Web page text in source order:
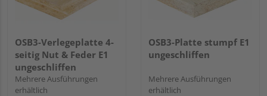
OSB3-Verlegeplatte 4-
seitig Nut & Feder E1
ungeschliffen
Mehrere Ausführungen
erhältlich
OSB3-Platte stumpf E1
ungeschliffen
Mehrere Ausführungen
erhältlich